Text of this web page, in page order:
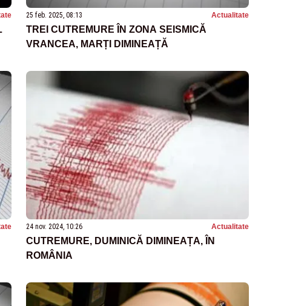
25 feb. 2025, 08:13 Actualitate
TREI CUTREMURE ÎN ZONA SEISMICĂ
VRANCEA, MARȚI DIMINEAȚĂ
24 nov. 2024, 10:26 Actualitate
CUTREMURE, DUMINICĂ DIMINEAȚA, ÎN
ROMÂNIA